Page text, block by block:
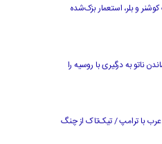
و بلر، استعمار بزک‌شده
ناتو به درگیری با روسیه را
شیخ عرب با ترامپ / تیک‌تاک از چنگ